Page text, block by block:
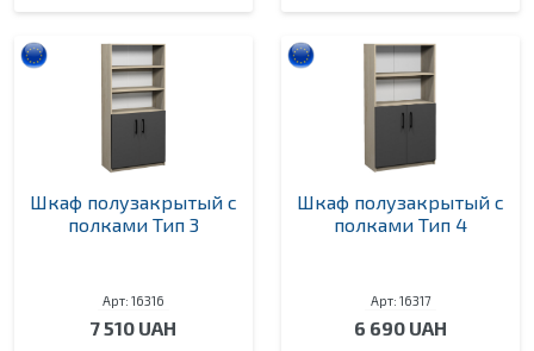
Шкаф полузакрытый с
полками Тип 3
Арт: 16316
7 510 UAH
Шкаф полузакрытый с
полками Тип 4
Арт: 16317
6 690 UAH